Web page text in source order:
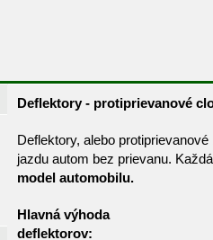
Deflektory - protiprievanové
Deflektory, alebo
jazdu autom bez prievanu.
model automobilu.
Hlavná výhoda